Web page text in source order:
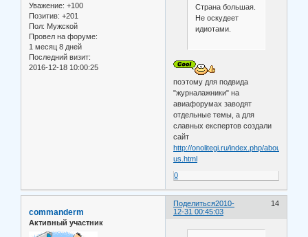
Уважение: +100
Позитив: +201
Пол: Мужской
Провел на форуме:
1 месяц 8 дней
Последний визит:
2016-12-18 10:00:25
Страна большая.
Не оскудеет
идиотами.
поэтому для подвида
"журналажники" на
авиафорумах заводят
отдельные темы, а для
славных експертов создали
сайт
http://onolitegi.ru/index.php/about-
us.html
0
Поделиться 14
2010-
12-31 00:45:03
commanderm
Активный участник